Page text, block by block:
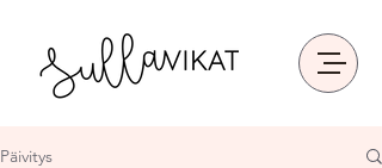
Päivitys